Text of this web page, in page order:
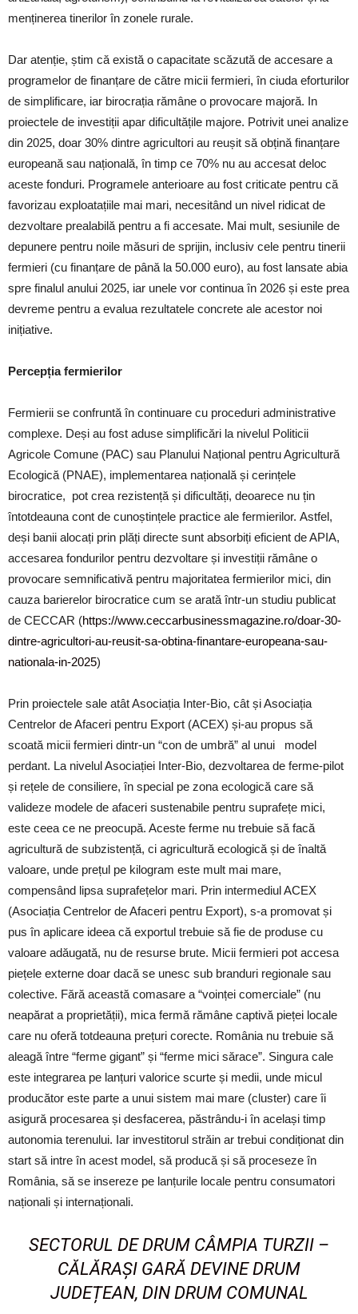
menținerea tinerilor în zonele rurale.
Dar atenție, știm că există o capacitate scăzută de accesare a
programelor de finanțare de către micii fermieri, în ciuda eforturilor
de simplificare, iar birocrația rămâne o provocare majoră. In
proiectele de investiții apar dificultățile majore. Potrivit unei analize
din 2025, doar 30% dintre agricultori au reușit să obțină finanțare
europeană sau națională, în timp ce 70% nu au accesat deloc
aceste fonduri. Programele anterioare au fost criticate pentru că
favorizau exploatațiile mai mari, necesitând un nivel ridicat de
dezvoltare prealabilă pentru a fi accesate. Mai mult, sesiunile de
depunere pentru noile măsuri de sprijin, inclusiv cele pentru tinerii
fermieri (cu finanțare de până la 50.000 euro), au fost lansate abia
spre finalul anului 2025, iar unele vor continua în 2026 și este prea
devreme pentru a evalua rezultatele concrete ale acestor noi
inițiative.
Percepția fermierilor
Fermierii se confruntă în continuare cu proceduri administrative
complexe. Deși au fost aduse simplificări la nivelul Politicii
Agricole Comune (PAC) sau Planului Național pentru Agricultură
Ecologică (PNAE), implementarea națională și cerințele
birocratice, pot crea rezistență și dificultăți, deoarece nu țin
întotdeauna cont de cunoștințele practice ale fermierilor. Astfel,
deși banii alocați prin plăți directe sunt absorbiți eficient de APIA,
accesarea fondurilor pentru dezvoltare și investiții rămâne o
provocare semnificativă pentru majoritatea fermierilor mici, din
cauza barierelor birocratice cum se arată într-un studiu publicat
de CECCAR (https://www.ceccarbusinessmagazine.ro/doar-30-
dintre-agricultori-au-reusit-sa-obtina-finantare-europeana-sau-
nationala-in-2025)
Prin proiectele sale atât Asociația Inter-Bio, cât și Asociația
Centrelor de Afaceri pentru Export (ACEX) și-au propus să
scoată micii fermieri dintr-un “con de umbră” al unui
model
perdant. La nivelul Asociației Inter-Bio, dezvoltarea de ferme-pilot
și rețele de consiliere, în special pe zona ecologică care să
valideze modele de afaceri sustenabile pentru suprafețe mici,
este ceea ce ne preocupă. Aceste ferme nu trebuie să facă
agricultură de subzistență, ci agricultură ecologică și de înaltă
valoare, unde prețul pe kilogram este mult mai mare,
compensând lipsa suprafețelor mari. Prin intermediul ACEX
(Asociația Centrelor de Afaceri pentru Export), s-a promovat și
pus în aplicare ideea că exportul trebuie să fie de produse cu
valoare adăugată, nu de resurse brute. Micii fermieri pot accesa
piețele externe doar dacă se unesc sub branduri regionale sau
colective. Fără această comasare a “voinței comerciale” (nu
neapărat a proprietății), mica fermă rămâne captivă pieței locale
care nu oferă totdeauna prețuri corecte. România nu trebuie să
aleagă între “ferme gigant” și “ferme mici sărace”. Singura cale
este integrarea pe lanțuri valorice scurte și medii, unde micul
producător este parte a unui sistem mai mare (cluster) care îi
asigură procesarea și desfacerea, păstrându-i în același timp
autonomia terenului. Iar investitorul străin ar trebui condiționat din
start să intre în acest model, să producă și să proceseze în
România, să se insereze pe lanțurile locale pentru consumatori
naționali și internaționali.
SECTORUL DE DRUM CÂMPIA TURZII –
CĂLĂRAȘI GARĂ DEVINE DRUM
JUDEȚEAN, DIN DRUM COMUNAL